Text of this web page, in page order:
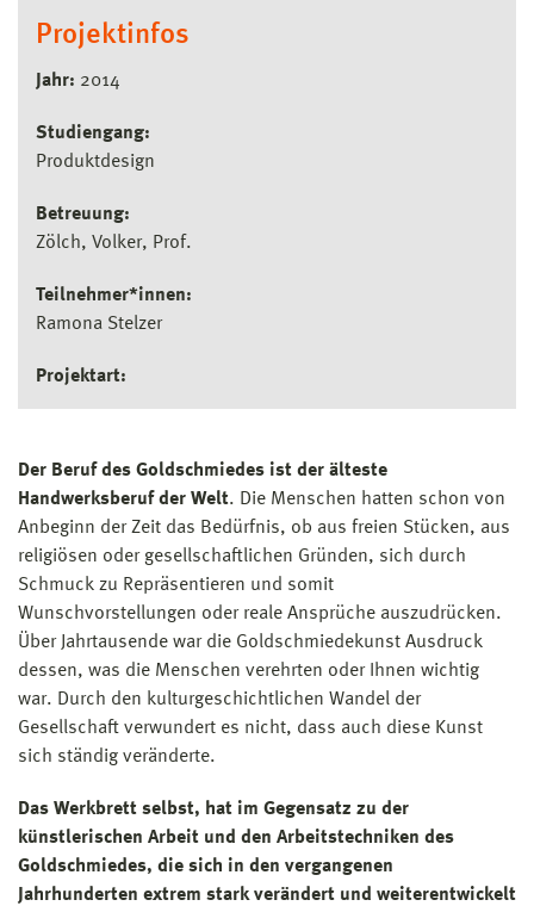
Projektinfos
Jahr: 2014
Studiengang:
Produktdesign
Betreuung:
Zölch, Volker, Prof.
Teilnehmer*innen:
Ramona Stelzer
Projektart:
Der Beruf des Goldschmiedes ist der älteste
Handwerksberuf der Welt. Die Menschen hatten schon von
Anbeginn der Zeit das Bedürfnis, ob aus freien Stücken, aus
religiösen oder gesellschaftlichen Gründen, sich durch
Schmuck zu Repräsentieren und somit
Wunschvorstellungen oder reale Ansprüche auszudrücken.
Über Jahrtausende war die Goldschmiedekunst Ausdruck
dessen, was die Menschen verehrten oder Ihnen wichtig
war. Durch den kulturgeschichtlichen Wandel der
Gesellschaft verwundert es nicht, dass auch diese Kunst
sich ständig veränderte.
Das Werkbrett selbst, hat im Gegensatz zu der
künstlerischen Arbeit und den Arbeitstechniken des
Goldschmiedes, die sich in den vergangenen
Jahrhunderten extrem stark verändert und weiterentwickelt